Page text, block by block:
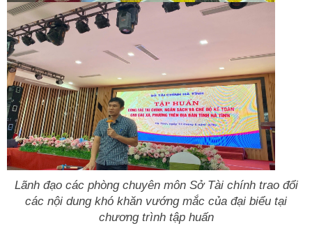
Lãnh đạo các phòng chuyên môn Sở Tài chính trao đổi
các nội dung khó khăn vướng mắc của đại biểu tại
chương trình tập huấn